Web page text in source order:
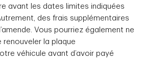
avant les dates limites indiquées
des frais supplémentaires
Vous pourriez également ne
renouveler la plaque
véhicule avant d’avoir payé